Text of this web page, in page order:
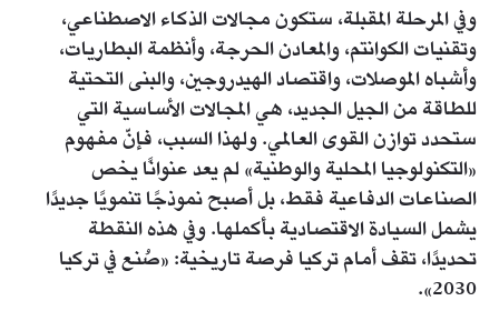
وفي المرحلة المقبلة، ستكون مجالات الذكاء الاصطناعي،
وتقنيات الكوانتم، والمعادن الحرجة، وأنظمة البطاريات،
وأشباه الموصلات، واقتصاد الهيدروجين، والبنى التحتية
للطاقة من الجيل الجديد، هي المجالات الأساسية التي
ستحدد توازن القوى العالمي. ولهذا السبب، فإنّ مفهوم
«التكنولوجيا المحلية والوطنية» لم يعد عنوانًا يخص
الصناعات الدفاعية فقط، بل أصبح نموذجًا تنمويًا جديدًا
يشمل السيادة الاقتصادية بأكملها. وفي هذه النقطة
تحديدًا، تقف أمام تركيا فرصة تاريخية: «صُنع في تركيا
2030».